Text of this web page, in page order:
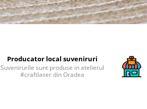
Producator local suveniruri
Suvenirurile sunt produse in atelierul
#craftlaser din Oradea